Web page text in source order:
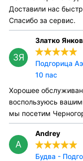
Доставили нас
Спасибо за сервис.
ЗЯ
Златко
Подгорица
10 пас
Хорошее
воспользуюсь
мы посетим
A
Andrey
Будва -